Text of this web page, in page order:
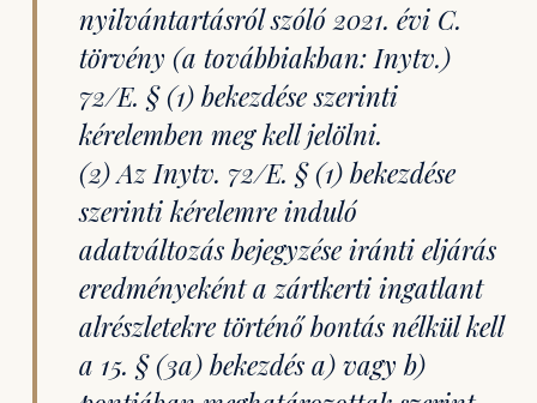
nyilvántartásról szóló 2021. évi C.
törvény (a továbbiakban: Inytv.)
72/E. § (1) bekezdése szerinti
kérelemben meg kell jelölni.
(2) Az Inytv. 72/E. § (1) bekezdése
szerinti kérelemre induló
adatváltozás bejegyzése iránti eljárás
eredményeként a zártkerti ingatlant
alrészletekre történő bontás nélkül kell
a 15. § (3a) bekezdés a) vagy b)